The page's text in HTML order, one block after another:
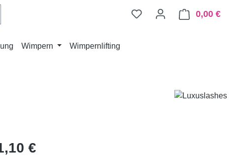
0,00 €
Wimpern Wimpernlifting
€